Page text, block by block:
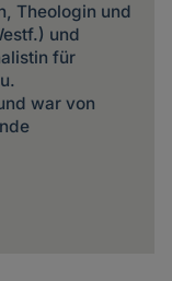
Theologin und
und
für
war von